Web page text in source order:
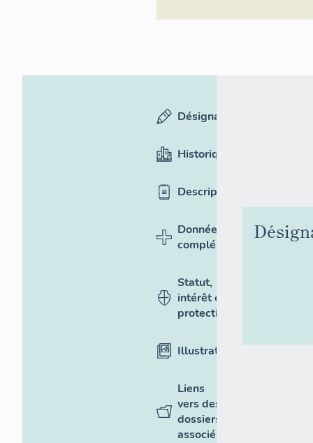
Désignation
Historique
Description
Données
complémentaires
Statut,
intérêt et
protection
Illustrations
Liens
vers des
dossiers
associés